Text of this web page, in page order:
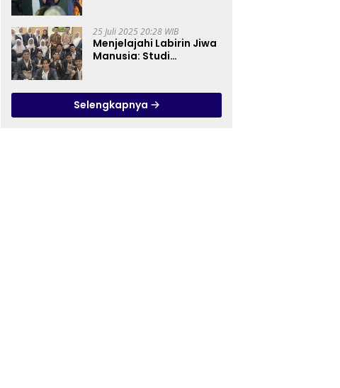
25 Juli 2025 20:28 WIB
Menjelajahi Labirin Jiwa
Manusia: Studi
Pandanaran di RSJ
Grhasia
Selengkapnya